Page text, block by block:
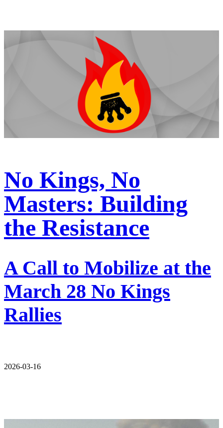
No Kings, No
Masters: Building
the Resistance
A Call to Mobilize at the
March 28 No Kings
Rallies
2026-03-16